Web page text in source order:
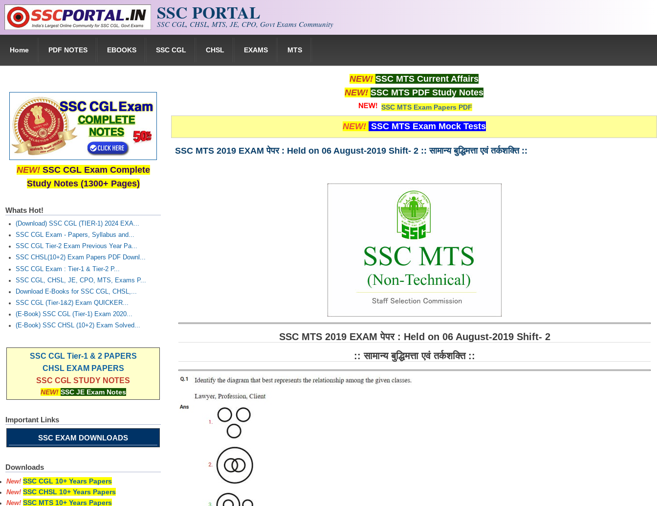
Skip to main content SSC PORTAL
SSC CGL, CHSL, MTS, JE, CPO, Govt Exams Community
Home PDF NOTES EBOOKS SSC CGL CHSL EXAMS MTS
NEW! SSC MTS Current Affairs
NEW! SSC MTS PDF Study Notes
SSC MTS Exam Papers PDF
NEW! SSC MTS Exam Mock Tests
SSC MTS 2019 EXAM पेपर : Held on 06 August-2019 Shift- 2 :: सामान्य बुद्धिमत्ता एवं तर्कशक्ति ::
SSC MTS 2019 EXAM पेपर : Held on 06 August-2019 Shift- 2
:: सामान्य बुद्धिमत्ता एवं तर्कशक्ति ::
NEW! SSC CGL Exam Complete
Study Notes (1300+ Pages)
Whats Hot!
(Download) SSC CGL (TIER-1) 2024 EXA...
SSC CGL Exam - Papers, Syllabus and...
SSC CGL Tier-2 Exam Previous Year Pa...
SSC CHSL(10+2) Exam Papers PDF Downl...
SSC CGL Exam : Tier-1 & Tier-2 P...
SSC CGL, CHSL, JE, CPO, MTS, Exams P...
Download E-Books for SSC CGL, CHSL,...
SSC CGL (Tier-1&2) Exam QUICKER...
(E-Book) SSC CGL (Tier-1) Exam 2020...
(E-Book) SSC CHSL (10+2) Exam Solved...
SSC CGL Tier-1 & 2 PAPERS
CHSL EXAM PAPERS
SSC CGL STUDY NOTES
NEW! SSC JE Exam Notes
Important Links
SSC EXAM DOWNLOADS
Downloads
New! SSC CGL 10+ Years Papers
New! SSC CHSL 10+ Years Papers
New! SSC MTS 10+ Years Papers